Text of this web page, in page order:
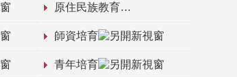
原住民族教育
師資培育
青年培育